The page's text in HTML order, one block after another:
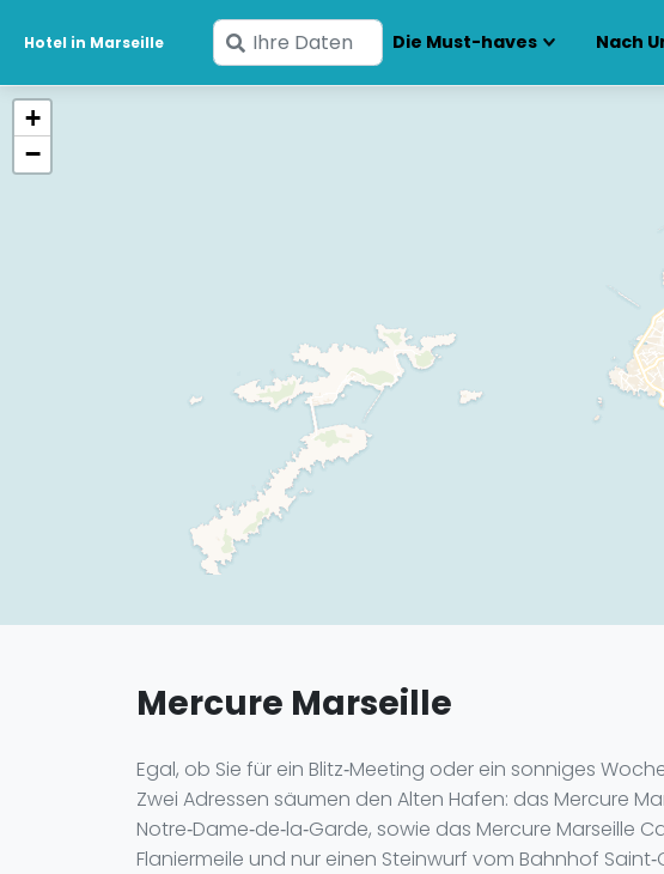
Hotel in Marseille
Geben
Sie
Die Must-haves Nach
+
−
Mercure Marseille
Egal, ob Sie für ein Blitz‑Meeting oder ein sonniges
Zwei Adressen säumen den Alten Hafen: das Mercure
Notre‑Dame‑de‑la‑Garde, sowie das Mercure Marseille
Flaniermeile und nur einen Steinwurf vom Bahnhof